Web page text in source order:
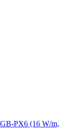
PX6 (16 W/m,